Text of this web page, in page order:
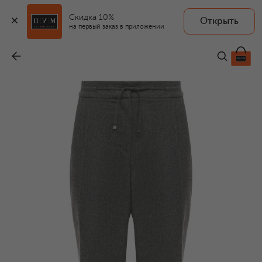
Скидка 10%
на первый заказ в приложении
Открыть